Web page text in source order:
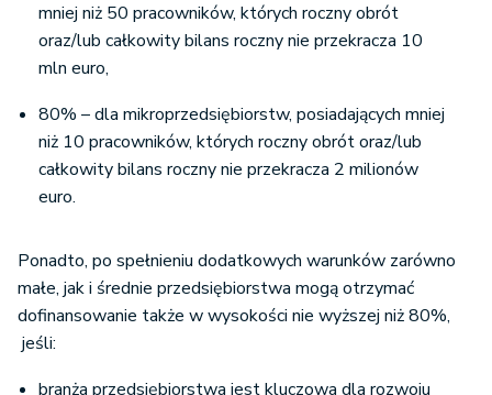
mniej niż 50 pracowników, których roczny obrót
oraz/lub całkowity bilans roczny nie przekracza 10
mln euro,
80% – dla mikroprzedsiębiorstw, posiadających mniej
niż 10 pracowników, których roczny obrót oraz/lub
całkowity bilans roczny nie przekracza 2 milionów
euro.
Ponadto, po spełnieniu dodatkowych warunków zarówno
małe, jak i średnie przedsiębiorstwa mogą otrzymać
dofinansowanie także w wysokości nie wyższej niż 80%,
jeśli:
branża przedsiębiorstwa jest kluczowa dla rozwoju